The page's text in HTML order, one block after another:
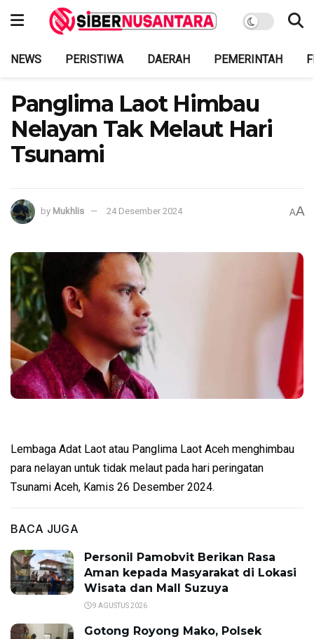
NEWS PERISTIWA DAERAH PEMERINTAH
Panglima Laot Himbau
Nelayan Tak Melaut Hari
Tsunami
by Mukhlis 24 Desember 2024 AA
Lembaga Adat Laot atau Panglima Laot Aceh menghimbau
para nelayan untuk tidak melaut pada hari peringatan
Tsunami Aceh, Kamis 26 Desember 2024.
BACA JUGA
Personil Pamobvit Berikan Rasa
Aman kepada Masyarakat di Lokasi
Wisata dan Mall Suzuya
9 AGUSTUS 2026
Gotong Royong Mako, Polsek